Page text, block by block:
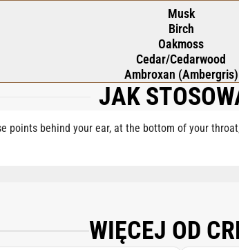
Musk
Birch
Oakmoss
Cedar/Cedarwood
Ambroxan (Ambergris)
JAK
points behind your ear, at the bottom of your
WIĘCEJ OD